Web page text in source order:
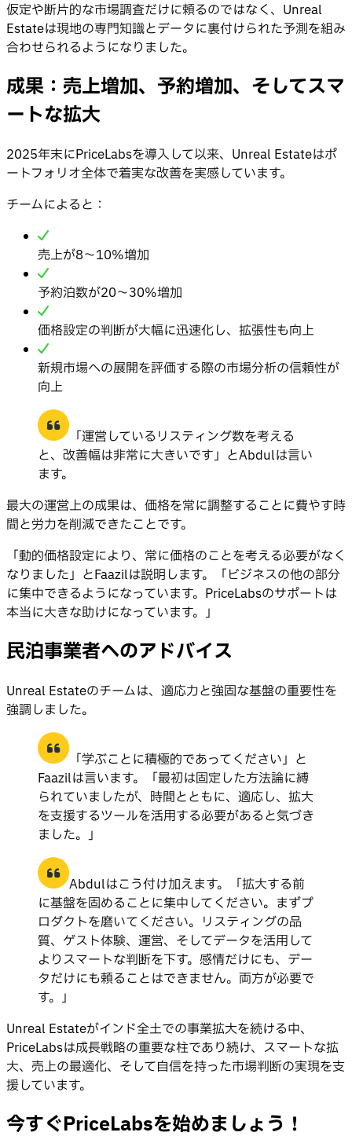
仮定や断片的な市場調査だけに頼るのではなく、Unreal
Estateは現地の専門知識とデータに裏付けられた予測を組み
合わせられるようになりました。
成果：売上増加、予約増加、そしてスマ
ートな拡大
2025年末にPriceLabsを導入して以来、Unreal Estateはポ
ートフォリオ全体で着実な改善を実感しています。
チームによると：
売上が8〜10%増加
予約泊数が20〜30%増加
価格設定の判断が大幅に迅速化し、拡張性も向上
新規市場への展開を評価する際の市場分析の信頼性が
向上
「運営しているリスティング数を考える
と、改善幅は非常に大きいです」とAbdulは言い
ます。
最大の運営上の成果は、価格を常に調整することに費やす時
間と労力を削減できたことです。
「動的価格設定により、常に価格のことを考える必要がなく
なりました」とFaazilは説明します。「ビジネスの他の部分
に集中できるようになっています。PriceLabsのサポートは
本当に大きな助けになっています。」
民泊事業者へのアドバイス
Unreal Estateのチームは、適応力と強固な基盤の重要性を
強調しました。
「学ぶことに積極的であってください」と
Faazilは言います。「最初は固定した方法論に縛
られていましたが、時間とともに、適応し、拡大
を支援するツールを活用する必要があると気づき
ました。」
Abdulはこう付け加えます。「拡大する前
に基盤を固めることに集中してください。まずプ
ロダクトを磨いてください。リスティングの品
質、ゲスト体験、運営、そしてデータを活用して
よりスマートな判断を下す。感情だけにも、デー
タだけにも頼ることはできません。両方が必要で
す。」
Unreal Estateがインド全土での事業拡大を続ける中、
PriceLabsは成長戦略の重要な柱であり続け、スマートな拡
大、売上の最適化、そして自信を持った市場判断の実現を支
援しています。
今すぐPriceLabsを始めましょう！